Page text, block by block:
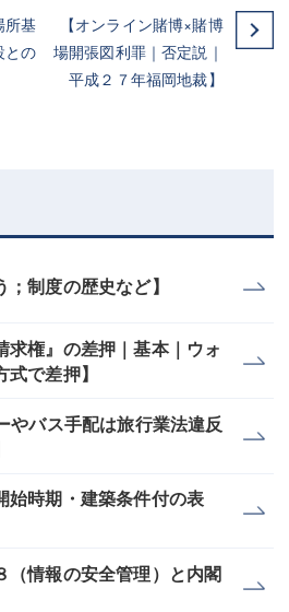
所基
との
【オンライン賭博×賭博
場開張図利罪｜否定説｜
平成２７年福岡地裁】
；制度の歴史など】
求権』の差押｜基本｜ウォ
で差押】
やバス手配は旅行業法違反
始時期・建築条件付の表
（情報の安全管理）と内閣